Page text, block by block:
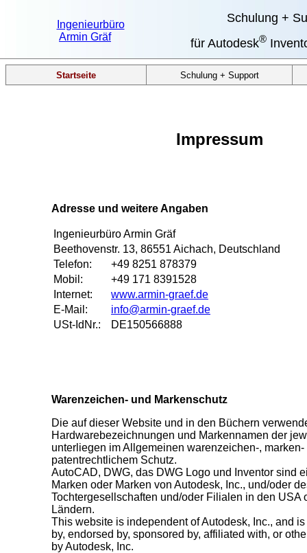
Ingenieurbüro
Armin Gräf
Schulung +
für Autodesk®
Startseite Schulung + Support
Impressum
Adresse und weitere Angaben
Ingenieurbüro Armin Gräf
Beethovenstr. 13, 86551 Aichach, Deutschland
Telefon:
+49 8251 878379
Mobil:
+49 171 8391528
Internet:
www.armin-graef.de
E-Mail:
info@armin-graef.de
USt-IdNr.:
DE150566888
Warenzeichen- und Markenschutz
Die auf dieser Website und in den Büchern
Hardwarebezeichnungen und Markennamen der
unterliegen im Allgemeinen warenzeichen-, marken-
patentrechtlichem Schutz.
AutoCAD, DWG, das DWG Logo und Inventor sind
Marken oder Marken von Autodesk, Inc., und/oder
Tochtergesellschaften und/oder Filialen in den USA
Ländern.
This website is independent of Autodesk, Inc., and
by, endorsed by, sponsored by, affiliated with, or
by Autodesk, Inc.